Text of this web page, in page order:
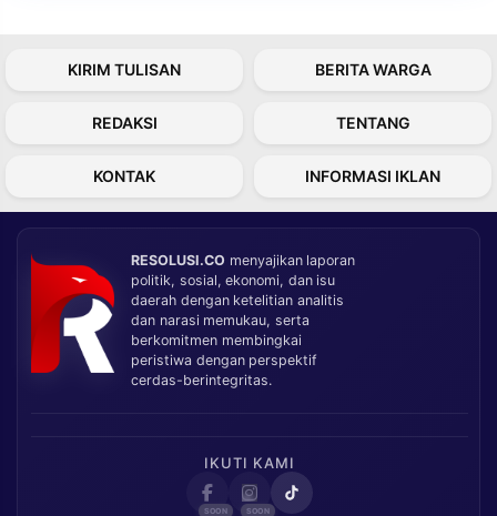
KIRIM TULISAN BERITA WARGA
REDAKSI TENTANG
KONTAK INFORMASI IKLAN
RESOLUSI.CO menyajikan laporan
politik, sosial, ekonomi, dan isu
daerah dengan ketelitian analitis
dan narasi memukau, serta
berkomitmen membingkai
peristiwa dengan perspektif
cerdas-berintegritas.
IKUTI KAMI